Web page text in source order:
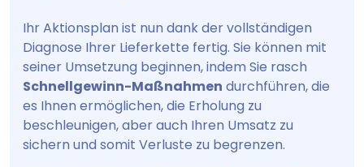
Ihr Aktionsplan ist nun dank der vollständigen
Diagnose Ihrer Lieferkette fertig. Sie können mit
seiner Umsetzung beginnen, indem Sie rasch
Schnellgewinn-Maßnahmen durchführen, die
es Ihnen ermöglichen, die Erholung zu
beschleunigen, aber auch Ihren Umsatz zu
sichern und somit Verluste zu begrenzen.